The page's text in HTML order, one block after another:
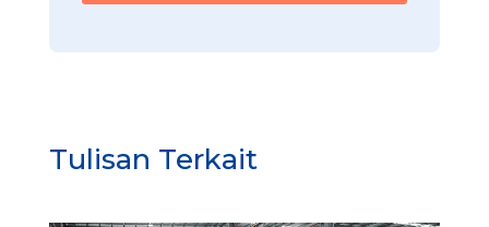
Tulisan Terkait